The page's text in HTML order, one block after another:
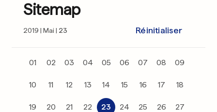
Sitemap
2019 Mai 23 Réinitialiser
01 02 03 04 05 06 07 08 09
10 11 12 13 14 15 16 17 18
19 20 21 22 23 24 25 26 27